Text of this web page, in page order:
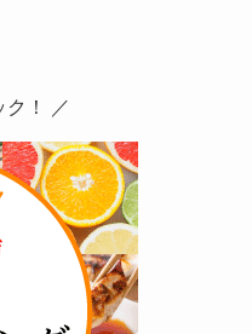
ク！ ／